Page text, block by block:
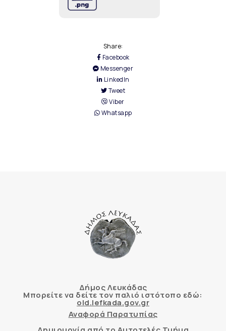
Share:
Facebook
Messenger
LinkedIn
Tweet
Viber
Whatsapp
Δήμος Λευκάδας
Μπορείτε να δείτε τον παλιό ιστότοπο εδώ:
old.lefkada.gov.gr
Αναφορά Παρατυπίας